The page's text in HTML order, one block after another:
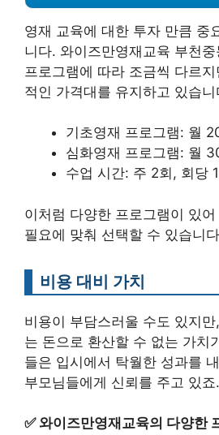
영재 교육에 대한 투자 만큼 중
니다. 와이즈만영재교육 부천
프로그램에 따라 조금씩 다르
적인 가격대를 유지하고 있습니
기초영재 프로그램: 월
심화영재 프로그램: 월
수업 시간: 주 2회, 회당
이처럼 다양한 프로그램이 있
필요에 맞춰 선택할 수 있습니
비용 대비 가치
비용이 부담스러울 수도 있지
는 돈으로 환산할 수 없는 가치
들은 입시에서 탁월한 성과를
부모님들에게 신뢰를 주고 있죠.
✅ 와이즈만영재교육의 다양한